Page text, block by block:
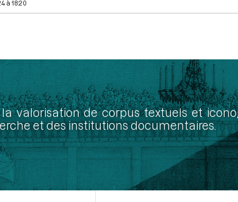
à 18:20
valorisation de corpus textuels et
et des institutions documentaires.